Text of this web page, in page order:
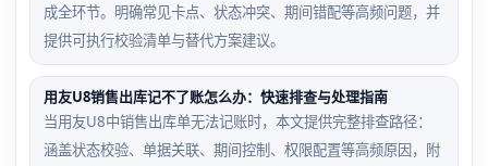
成全环节。明确常见卡点、状态冲突、期间错配等高频问题，并
提供可执行校验清单与替代方案建议。
用友U8销售出库记不了账怎么办：快速排查与处理指南
当用友U8中销售出库单无法记账时，本文提供完整排查路径：
涵盖状态校验、单据关联、期间控制、权限配置等高频原因，附